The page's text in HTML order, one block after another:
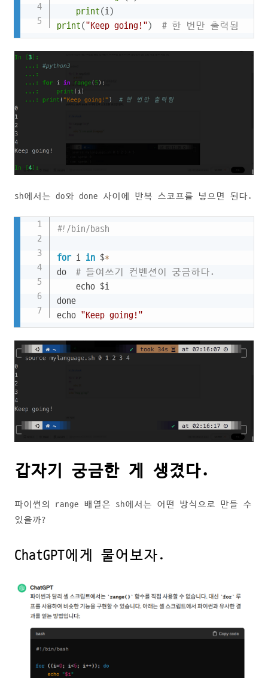
print(i)
print("Keep going!") # 한 번만 출력됨
sh에서는 do와 done 사이에 반복 스코프를 넣으면 된다.
#!/bin/bash
for i in $*
do # 들여쓰기 컨벤션이 궁금하다.
    echo $i
done
echo "Keep going!"
갑자기 궁금한 게 생겼다.
파이썬의 range 배열은 sh에서는 어떤 방식으로 만들 수
있을까?
ChatGPT에게 물어보자.